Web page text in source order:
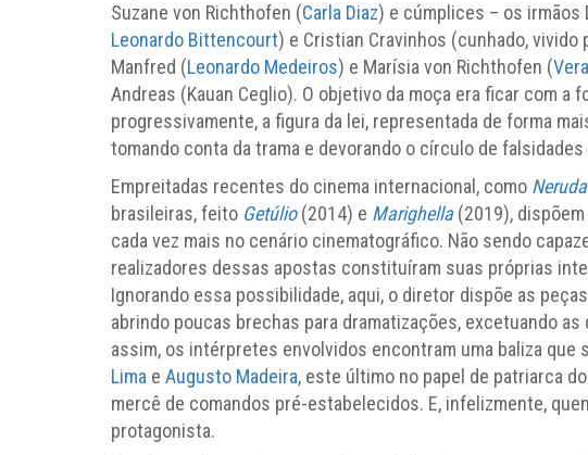
Suzane von Richthofen (Carla Diaz) e cúmplices – os irmãos
Leonardo Bittencourt) e Cristian Cravinhos (cunhado, vivido
Manfred (Leonardo Medeiros) e Marísia von Richthofen (
Andreas (Kauan Ceglio). O objetivo da moça era ficar com a
progressivamente, a figura da lei, representada de forma
tomando conta da trama e devorando o círculo de
Empreitadas recentes do cinema internacional, como Neruda
brasileiras, feito Getúlio(2014) e Marighella(2019),
cada vez mais no cenário cinematográfico. Não sendo
realizadores dessas apostas constituíram suas próprias
Ignorando essa possibilidade, aqui, o diretor dispõe as
abrindo poucas brechas para dramatizações, excetuando
assim, os intérpretes envolvidos encontram uma baliza que
Lima e Augusto Madeira, este último no papel de patriarca
mercê de comandos pré-estabelecidos. E, infelizmente,
protagonista.